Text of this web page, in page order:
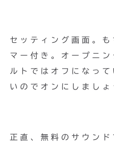
セッティング画面。
マー付き。オープニ
ルトではオフになっ
いのでオンにしましょ
正直、無料のサウン